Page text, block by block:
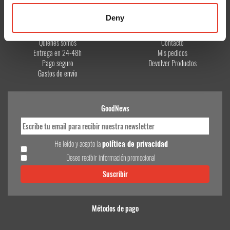
Deny
Quiénes somos
Entrega en 24-48h
Pago seguro
Gastos de envío
Contacto
Mis pedidos
Devolver Productos
GoodNews
He leído y acepto lapolítica de privacidad
Deseo recibir información promocional
Métodos de pago